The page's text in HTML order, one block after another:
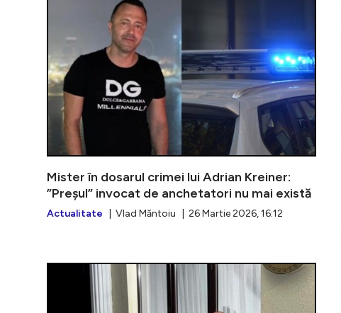
Mister în dosarul crimei lui Adrian Kreiner:
”Preșul” invocat de anchetatori nu mai există
Actualitate | Vlad Măntoiu | 26 Martie 2026, 16:12